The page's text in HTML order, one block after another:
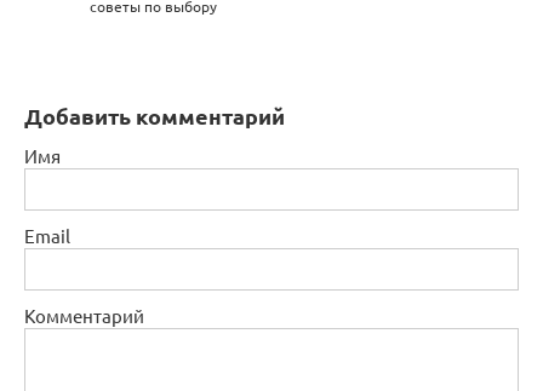
советы по выбору
Добавить комментарий
Имя
Email
Комментарий